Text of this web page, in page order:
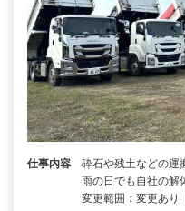
仕事内容
砕石や残土などの運
雨の日でも自社の
変更範囲：変更あ